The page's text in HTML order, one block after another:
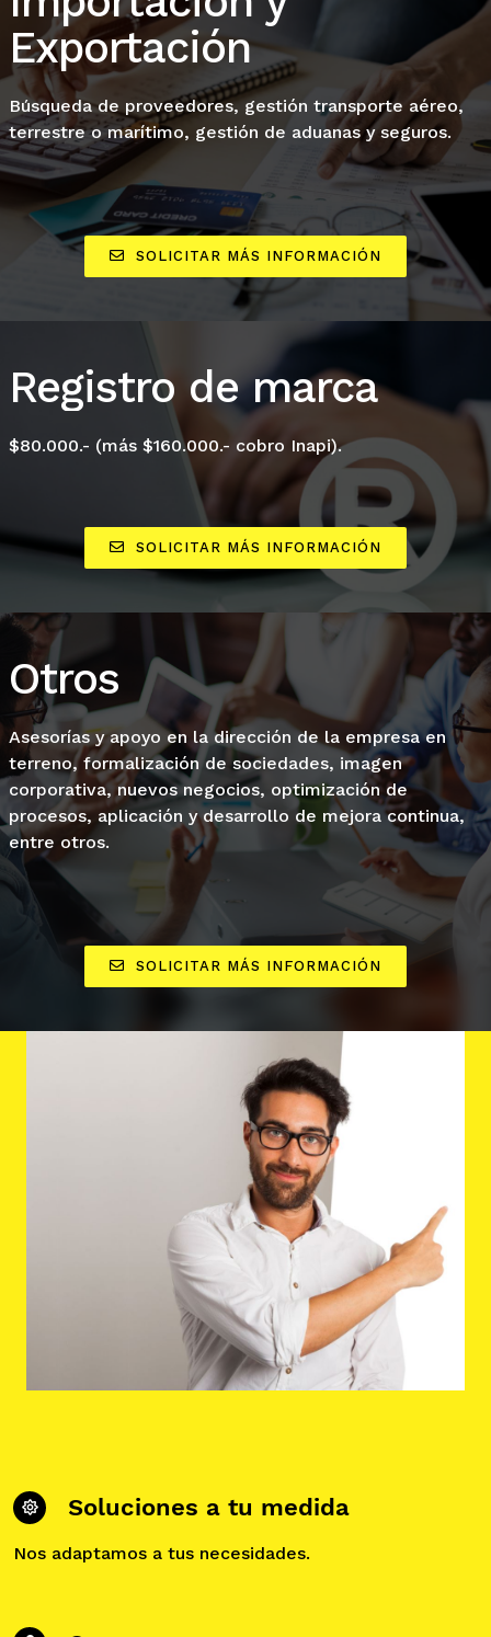
Exportación
Búsqueda de proveedores, gestión transporte aéreo,
terrestre o marítimo, gestión de aduanas y seguros.
SOLICITAR MÁS INFORMACIÓN
Registro de marca
$80.000.- (más $160.000.- cobro Inapi).
SOLICITAR MÁS INFORMACIÓN
Otros
Asesorías y apoyo en la dirección de la empresa en
terreno, formalización de sociedades, imagen
corporativa, nuevos negocios, optimización de
procesos, aplicación y desarrollo de mejora continua,
entre otros.
SOLICITAR MÁS INFORMACIÓN
Soluciones a tu medida
Nos adaptamos a tus necesidades.